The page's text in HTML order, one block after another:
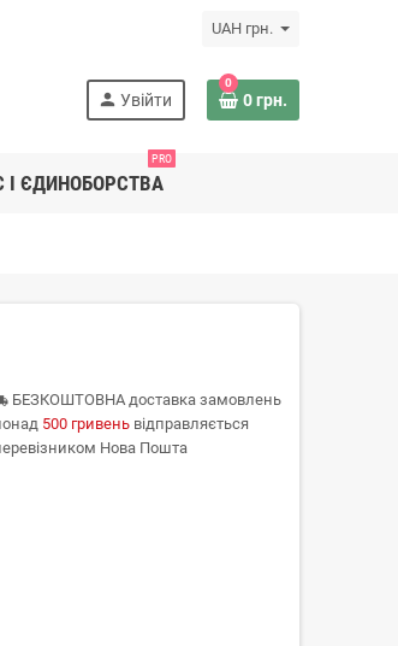
UAH грн.
person Увійти
0
0 грн.
І ЄДИНОБОРСТВА
PRO
БЕЗКОШТОВНА доставка замовлень
500 гривеньвідправляється
Нова Пошта